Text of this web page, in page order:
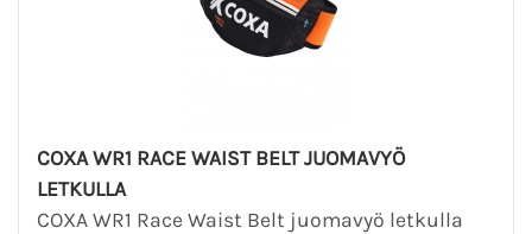
COXA WR1 RACE WAIST BELT JUOMAVYÖ
LETKULLA
COXA WR1 Race Waist Belt juomavyö letkulla